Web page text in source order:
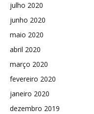
julho 2020
junho 2020
maio 2020
abril 2020
março 2020
fevereiro 2020
janeiro 2020
dezembro 2019